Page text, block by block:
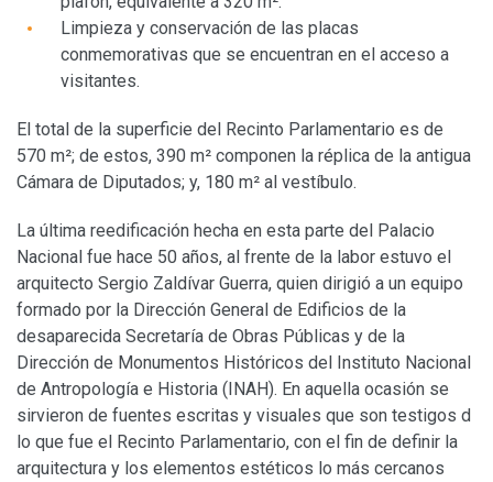
Limpieza y conservación de las placas
conmemorativas que se encuentran en el acceso a
visitantes.
El total de la superficie del Recinto Parlamentario es de
570 m²; de estos, 390 m² componen la réplica de la antigua
Cámara de Diputados; y, 180 m² al vestíbulo.
La última reedificación hecha en esta parte del Palacio
Nacional fue hace 50 años, al frente de la labor estuvo el
arquitecto Sergio Zaldívar Guerra, quien dirigió a un equipo
formado por la Dirección General de Edificios de la
desaparecida Secretaría de Obras Públicas y de la
Dirección de Monumentos Históricos del Instituto Nacional
de Antropología e Historia (INAH). En aquella ocasión se
sirvieron de fuentes escritas y visuales que son testigos d
lo que fue el Recinto Parlamentario, con el fin de definir la
arquitectura y los elementos estéticos lo más cercanos